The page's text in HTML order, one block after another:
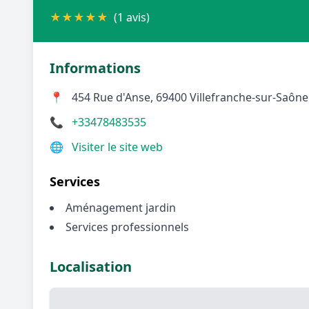
★★★★★ (1 avis)
Informations
📍
454 Rue d'Anse, 69400 Villefranche-sur-Saône
📞 +33478483535
🌐 Visiter le site web
Services
Aménagement jardin
Services professionnels
Localisation